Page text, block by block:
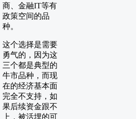
商、金融IT等有
政策空间的品
种。
这个选择是需要
勇气的，因为这
三个都是典型的
牛市品种，而现
在的经济基本面
完全不支持，如
果后续资金跟不
上，被活埋的可